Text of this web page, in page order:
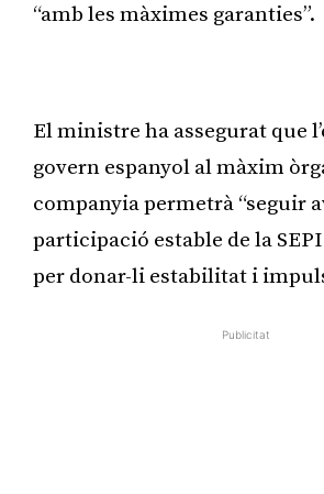
“amb les màximes garanties”.
El ministre ha assegurat que
govern espanyol al màxim
companyia permetrà “seguir
participació estable de la
per donar-li estabilitat i
Publicitat